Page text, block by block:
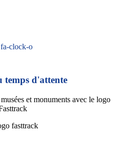
clock-o
temps d'attente
et monuments avec le logo